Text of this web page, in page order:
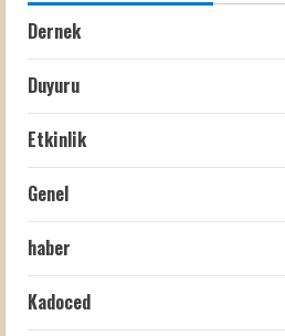
Dernek
Duyuru
Etkinlik
Genel
haber
Kadoced